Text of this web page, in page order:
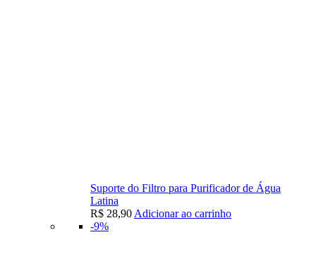
Suporte do Filtro para Purificador de Água
Latina
R$ 28,90 Adicionar ao carrinho
-9%